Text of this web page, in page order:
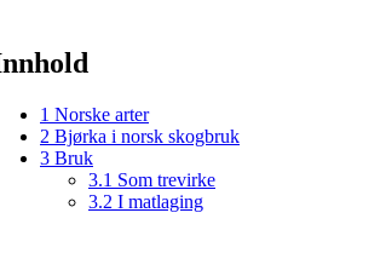
1 Norske arter
2 Bjørka i norsk skogbruk
3 Bruk
3.1 Som trevirke
3.2 I matlaging